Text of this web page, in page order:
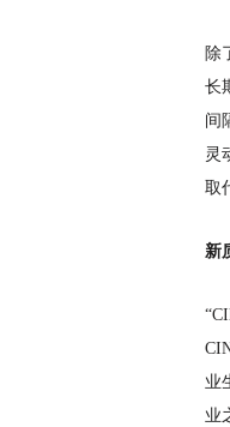
除
长
间
灵
取
新
业
业